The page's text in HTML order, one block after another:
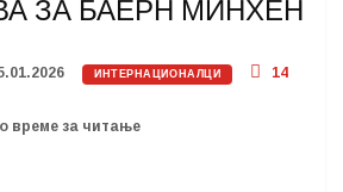
ЗА БАЕРН МИНХЕН
ИНТЕРНАЦИОНАЛЦИ 14
време за читање